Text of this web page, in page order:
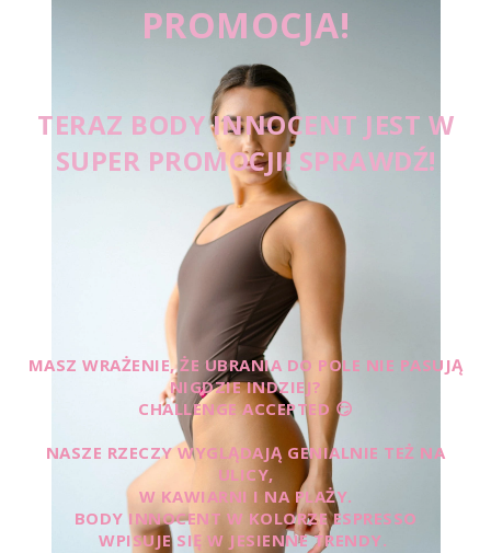
PROMOCJA!
TERAZ BODY INNOCENT JEST W
SUPER PROMOCJI! SPRAWDŹ!
MASZ WRAŻENIE, ŻE UBRANIA DO POLE NIE PASUJĄ
NIGDZIE INDZIEJ?
CHALLENGE ACCEPTED 😏
NASZE RZECZY WYGLĄDAJĄ GENIALNIE TEŻ NA
ULICY,
W KAWIARNI I NA PLAŻY.
BODY INNOCENT W KOLORZE ESPRESSO
WPISUJE SIĘ W JESIENNE TRENDY.